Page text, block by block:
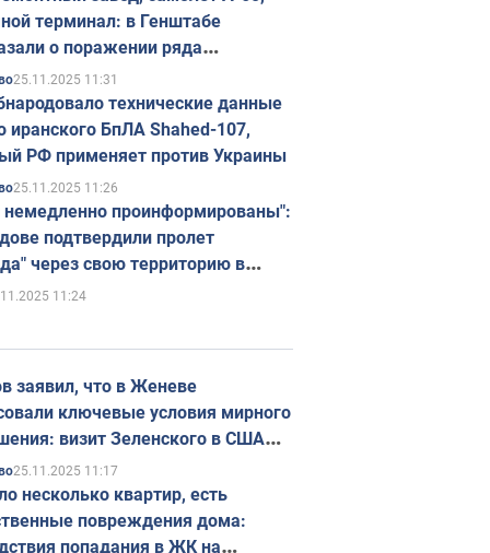
терминал: в Генштабе
о поражении ряда
объектов России
25.11.2025 11:31
технические данные
иранского БпЛА Shahed-107,
РФ применяет против Украины
25.11.2025 11:26
проинформированы":
подтвердили пролет
через свою территорию в
11:24
заявил, что в Женеве
ключевые условия мирного
визит Зеленского в США
в ноябре
25.11.2025 11:17
несколько квартир, есть
повреждения дома:
попадания в ЖК на